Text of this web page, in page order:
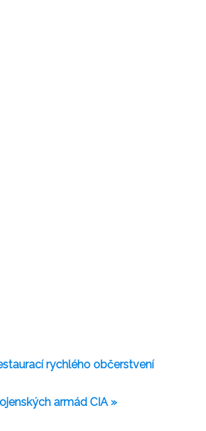
rychlého občerstvení
armád CIA »